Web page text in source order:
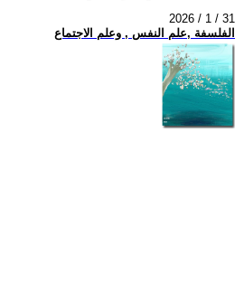
2026 / 1 / 31
الفلسفة ,علم النفس , وعلم الاجتماع